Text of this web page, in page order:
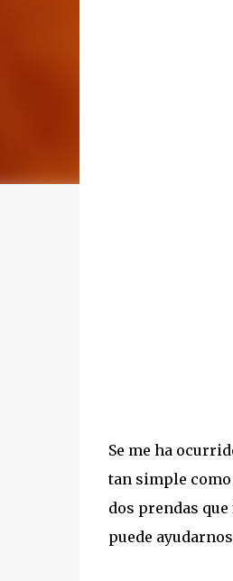
Se me ha
tan simple como
dos prendas
puede